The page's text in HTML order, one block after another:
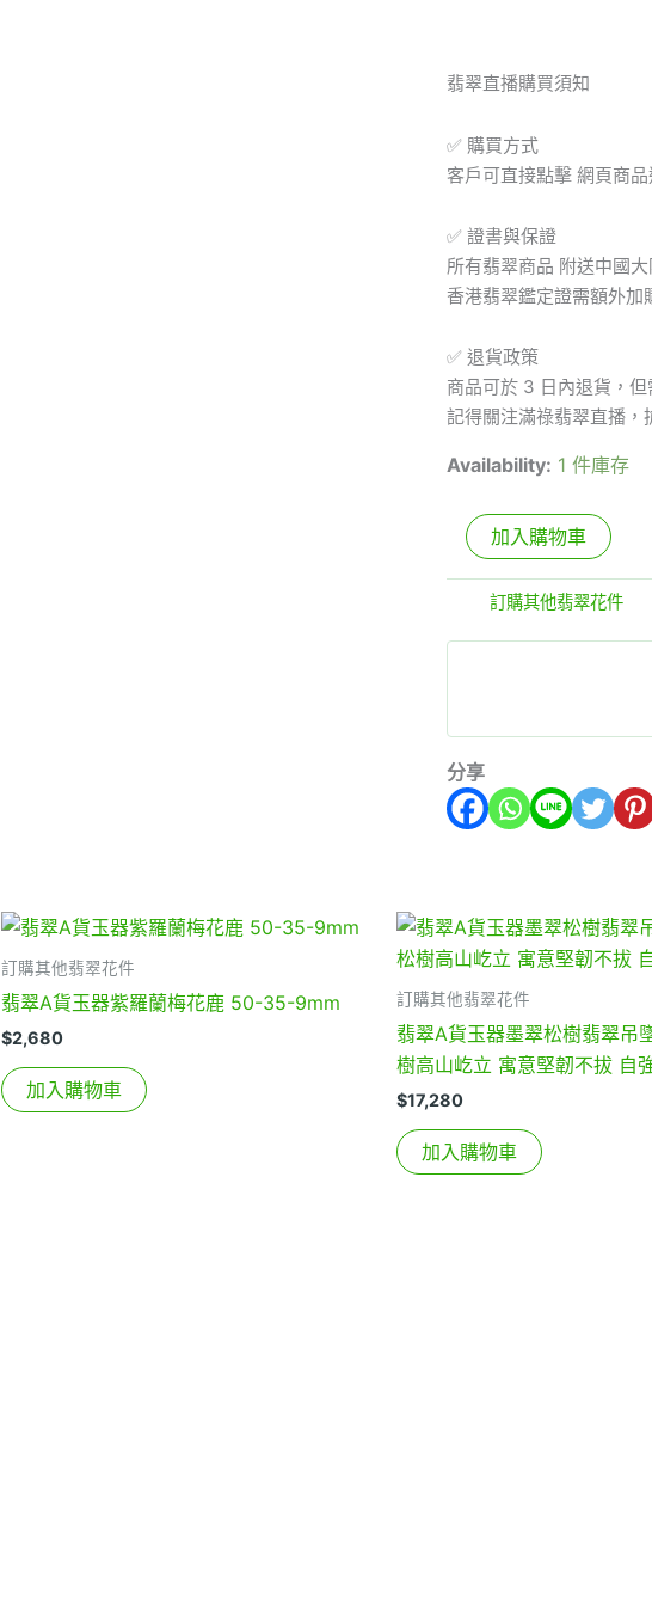
翡翠直播購買須知
✅ 購買方式
客戶可直接點擊 網頁商
✅ 證書與保證
所有翡翠商品 附送中國
香港翡翠鑑定證需額外
✅ 退貨政策
商品可於 3 日內退貨，
記得關注滿祿翡翠直播，
Availability: 1 件庫存
加入購物車
分類:訂購其他翡翠花件
分享
訂購其他翡翠花件
翡翠A貨玉器紫羅蘭梅花鹿 50-35-9mm
$2,680
加入購物車
訂購其他翡翠花件
翡翠A貨玉器墨翠松樹翡翠吊
樹高山屹立 寓意堅韌不拔 自
$17,280
加入購物車